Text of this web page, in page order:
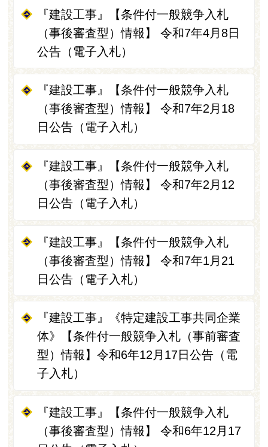
『建設工事』【条件付一般競争入札
（事後審査型）情報】 令和7年4月8日
公告（電子入札）
『建設工事』【条件付一般競争入札
（事後審査型）情報】 令和7年2月18
日公告（電子入札）
『建設工事』【条件付一般競争入札
（事後審査型）情報】 令和7年2月12
日公告（電子入札）
『建設工事』【条件付一般競争入札
（事後審査型）情報】 令和7年1月21
日公告（電子入札）
『建設工事』《特定建設工事共同企業
体》【条件付一般競争入札（事前審査
型）情報】令和6年12月17日公告（電
子入札）
『建設工事』【条件付一般競争入札
（事後審査型）情報】 令和6年12月17